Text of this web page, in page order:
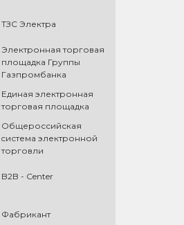
ТЗС Электра
Электронная торговая
площадка Группы
Газпромбанка
Единая электронная
торговая площадка
Общероссийская
cистема электронной
торговли
B2B - Center
Фабрикант